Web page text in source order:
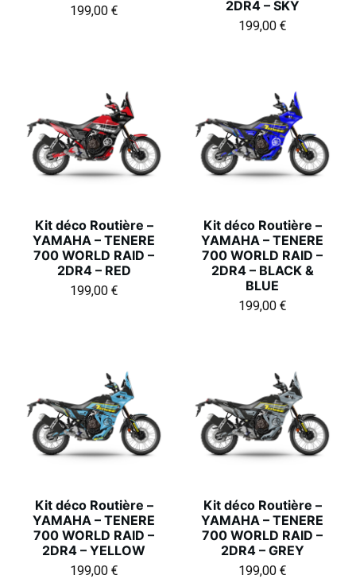
199,00 € 2DR4 – SKY
199,00 €
Kit déco Routière –
YAMAHA – TENERE
700 WORLD RAID –
2DR4 – RED
199,00 €
Kit déco Routière –
YAMAHA – TENERE
700 WORLD RAID –
2DR4 – BLACK &
BLUE
199,00 €
Kit déco Routière –
YAMAHA – TENERE
700 WORLD RAID –
2DR4 – YELLOW
199,00 €
Kit déco Routière –
YAMAHA – TENERE
700 WORLD RAID –
2DR4 – GREY
199,00 €